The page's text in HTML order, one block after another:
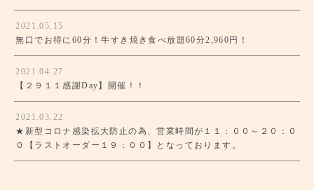
2021.05.15
無口でお得に60分！牛すき焼き食べ放題60分2,960円！
2021.04.27
【２９１１感謝Day】開催！！
2021.03.22
★新型コロナ感染拡大防止の為、営業時間が１１：００～２０：０
０【ラストオーダー１９：００】となっております。